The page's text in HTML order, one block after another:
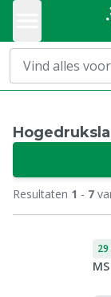
Resultaten 1 - 7